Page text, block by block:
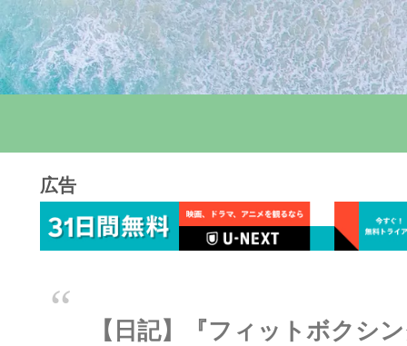
広告
【日記】『フィットボクシ